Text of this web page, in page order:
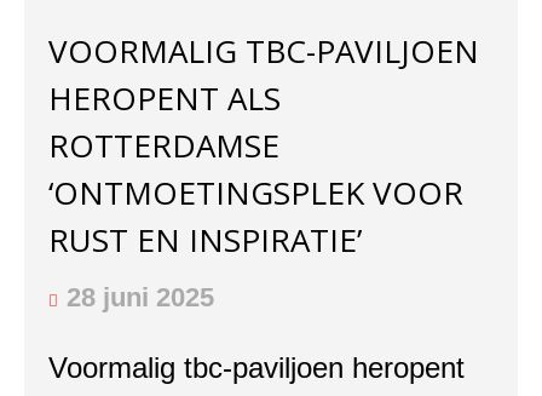
DOWNLOADS
PODCASTS
AGENDA
LUCHTKWALITEIT
VOORMALIG TBC-PAVILJOEN
HEROPENT ALS
ROTTERDAMSE
‘ONTMOETINGSPLEK VOOR
RUST EN INSPIRATIE’
28 juni 2025
Voormalig tbc-paviljoen heropent